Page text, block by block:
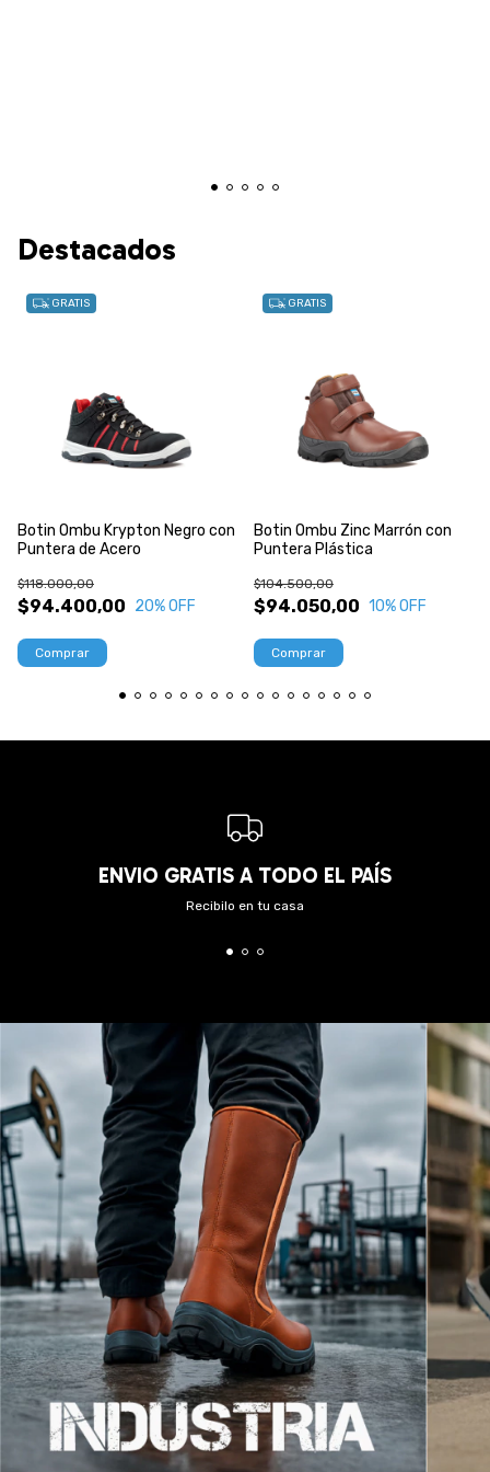
Destacados
GRATIS
Botin Ombu Krypton Negro con
Puntera de Acero
$94.400,00
$118.000,00
20% OFF
Comprar
GRATIS
Botin Ombu Zinc Marrón con
Puntera Plástica
$94.050,00
$104.500,00
10% OFF
Comprar
ENVIO GRATIS A TODO EL PAÍS
Recibilo en tu casa